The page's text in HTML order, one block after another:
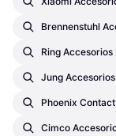
Brennenstuhl
Ring
Jung
Phoenix
Cimco